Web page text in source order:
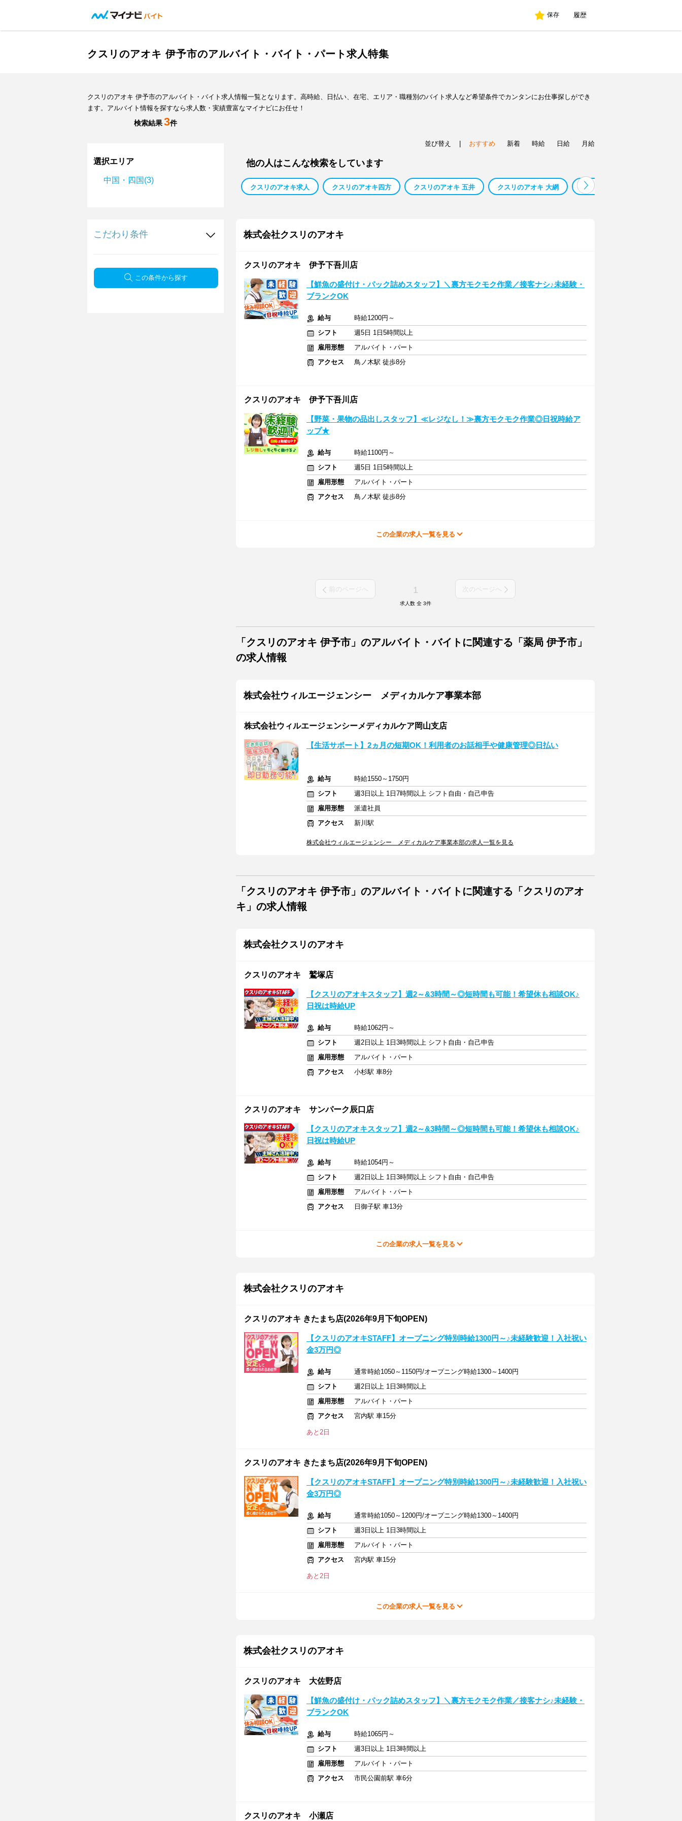
保存 履歴
クスリのアオキ 伊予市のアルバイト・バイト・パート求人特集
クスリのアオキ 伊予市のアルバイト・バイト求人情報一覧となります。高時給、日払い、在宅、エリア・職種別のバイト求人など希望条件でカンタンにお仕事探しができ
ます。アルバイト情報を探すなら求人数・実績豊富なマイナビにお任せ！
検索結果3件
選択エリア
中国・四国(3)
こだわり条件
この条件から探す
並び替え おすすめ 新着 時給 日給 月給
他の人はこんな検索をしています
クスリのアオキ求人 クスリのアオキ四方 クスリのアオキ 五井 クスリのアオキ 大網 クスリのアオキ 神川
株式会社クスリのアオキ
クスリのアオキ 伊予下吾川店
【鮮魚の盛付け・パック詰めスタッフ】＼裏方モクモク作業／接客ナシ♪未経験・
ブランクOK
給与
時給1200円～
シフト
週5日 1日5時間以上
雇用形態
アルバイト・パート
アクセス
鳥ノ木駅 徒歩8分
クスリのアオキ 伊予下吾川店
【野菜・果物の品出しスタッフ】≪レジなし！≫裏方モクモク作業◎日祝時給ア
ップ★
給与
時給1100円～
シフト
週5日 1日5時間以上
雇用形態
アルバイト・パート
アクセス
鳥ノ木駅 徒歩8分
この企業の求人一覧を見る
前のページへ 1 次のページへ
求人数 全 3件
「クスリのアオキ 伊予市」のアルバイト・バイトに関連する「薬局 伊予市」
の求人情報
株式会社ウィルエージェンシー メディカルケア事業本部
株式会社ウィルエージェンシーメディカルケア岡山支店
【生活サポート】2ヵ月の短期OK！利用者のお話相手や健康管理◎日払い
給与
時給1550～1750円
シフト
週3日以上 1日7時間以上 シフト自由・自己申告
雇用形態
派遣社員
アクセス
新川駅
株式会社ウィルエージェンシー メディカルケア事業本部の求人一覧を見る
「クスリのアオキ 伊予市」のアルバイト・バイトに関連する「クスリのアオ
キ」の求人情報
株式会社クスリのアオキ
クスリのアオキ 鷲塚店
【クスリのアオキスタッフ】週2～&3時間～◎短時間も可能！希望休も相談OK♪
日祝は時給UP
給与
時給1062円～
シフト
週2日以上 1日3時間以上 シフト自由・自己申告
雇用形態
アルバイト・パート
アクセス
小杉駅 車8分
クスリのアオキ サンパーク辰口店
【クスリのアオキスタッフ】週2～&3時間～◎短時間も可能！希望休も相談OK♪
日祝は時給UP
給与
時給1054円～
シフト
週2日以上 1日3時間以上 シフト自由・自己申告
雇用形態
アルバイト・パート
アクセス
日御子駅 車13分
この企業の求人一覧を見る
株式会社クスリのアオキ
クスリのアオキ きたまち店(2026年9月下旬OPEN)
【クスリのアオキSTAFF】オープニング特別時給1300円～♪未経験歓迎！入社祝い
金3万円◎
給与
通常時給1050～1150円/オープニング時給1300～1400円
シフト
週2日以上 1日3時間以上
雇用形態
アルバイト・パート
アクセス
宮内駅 車15分
あと2日
クスリのアオキ きたまち店(2026年9月下旬OPEN)
【クスリのアオキSTAFF】オープニング特別時給1300円～♪未経験歓迎！入社祝い
金3万円◎
給与
通常時給1050～1200円/オープニング時給1300～1400円
シフト
週3日以上 1日3時間以上
雇用形態
アルバイト・パート
アクセス
宮内駅 車15分
あと2日
この企業の求人一覧を見る
株式会社クスリのアオキ
クスリのアオキ 大佐野店
【鮮魚の盛付け・パック詰めスタッフ】＼裏方モクモク作業／接客ナシ♪未経験・
ブランクOK
給与
時給1065円～
シフト
週3日以上 1日3時間以上
雇用形態
アルバイト・パート
アクセス
市民公園前駅 車6分
クスリのアオキ 小瀬店